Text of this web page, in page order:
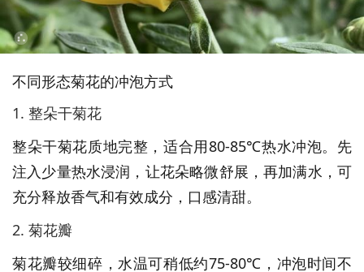
不同形态菊花的冲泡方式
1. 整朵干菊花
整朵干菊花质地完整，适合用80-85℃热水冲泡。先
注入少量热水浸润，让花朵略微舒展，再加满水，可
充分释放香气和有效成分，口感清甜。
2. 菊花瓣
菊花瓣较细碎，水温可稍低约75-80℃，冲泡时间不